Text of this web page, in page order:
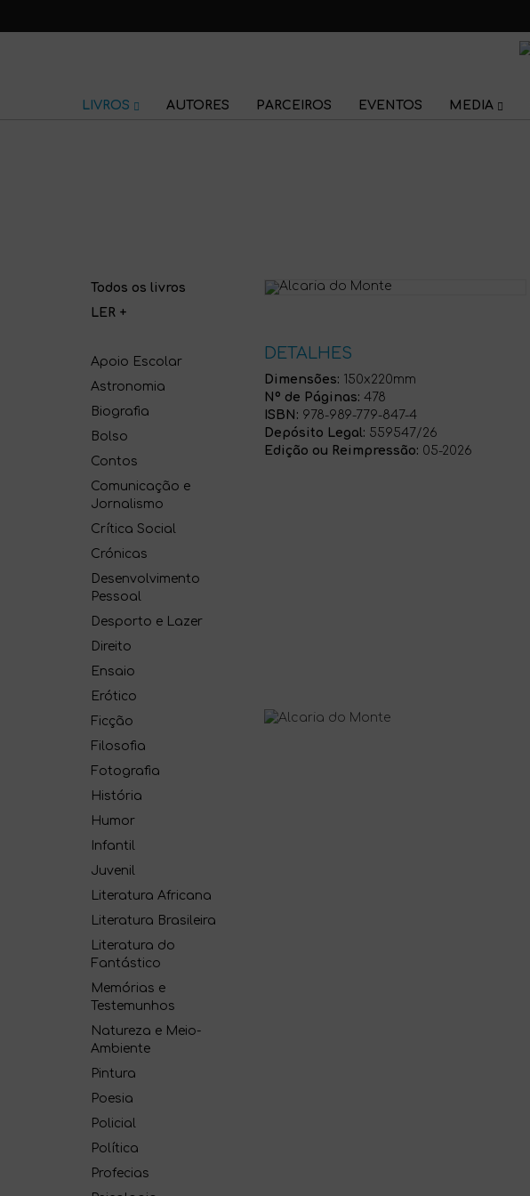
LIVROS AUTORES PARCEIROS EVENTOS MEDIA
Todos os livros
LER +
Apoio Escolar
Astronomia
Biografia
Bolso
Contos
Comunicação e
Jornalismo
Crítica Social
Crónicas
Desenvolvimento
Pessoal
Desporto e Lazer
Direito
Ensaio
Erótico
Ficção
Filosofia
Fotografia
História
Humor
Infantil
Juvenil
Literatura Africana
Literatura Brasileira
Literatura do
Fantástico
Memórias e
Testemunhos
Natureza e Meio-
Ambiente
Pintura
Poesia
Policial
Política
Profecias
DETALHES
Dimensões: 150x220mm
Nº de Páginas: 478
ISBN: 978-989-779-847-4
Depósito Legal: 559547/26
Edição ou Reimpressão: 05-2026